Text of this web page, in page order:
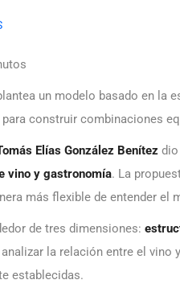
un modelo basado en la
construir combinaciones
Elías González Benítez
vino y gastronomía. La
más flexible de entender el
de tres dimensiones:
la relación entre el
establecidas.